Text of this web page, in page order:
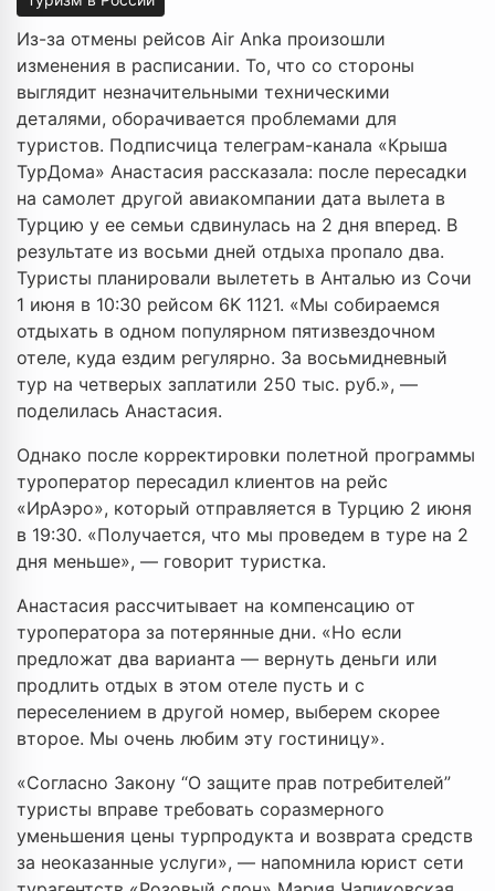
Из-за отмены рейсов Air Anka произошли
изменения в расписании. То, что со стороны
выглядит незначительными техническими
деталями, оборачивается проблемами для
туристов. Подписчица телеграм-канала «Крыша
ТурДома» Анастасия рассказала: после пересадки
на самолет другой авиакомпании дата вылета в
Турцию у ее семьи сдвинулась на 2 дня вперед. В
результате из восьми дней отдыха пропало два.
Туристы планировали вылететь в Анталью из Сочи
1 июня в 10:30 рейсом 6K 1121. «Мы собираемся
отдыхать в одном популярном пятизвездочном
отеле, куда ездим регулярно. За восьмидневный
тур на четверых заплатили 250 тыс. руб.», —
поделилась Анастасия.
Однако после корректировки полетной программы
туроператор пересадил клиентов на рейс
«ИрАэро», который отправляется в Турцию 2 июня
в 19:30. «Получается, что мы проведем в туре на 2
дня меньше», — говорит туристка.
Анастасия рассчитывает на компенсацию от
туроператора за потерянные дни. «Но если
предложат два варианта — вернуть деньги или
продлить отдых в этом отеле пусть и с
переселением в другой номер, выберем скорее
второе. Мы очень любим эту гостиницу».
«Согласно Закону “О защите прав потребителей”
туристы вправе требовать соразмерного
уменьшения цены турпродукта и возврата средств
за неоказанные услуги», — напомнила юрист сети